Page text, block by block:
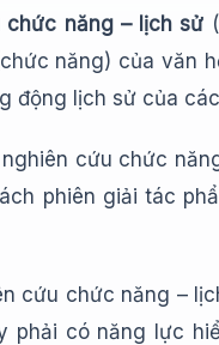
chức năng – lịch sử
năng) của văn
động lịch sử của
cứu chức
phiên giải tác
cứu chức năng –
phải có năng lực